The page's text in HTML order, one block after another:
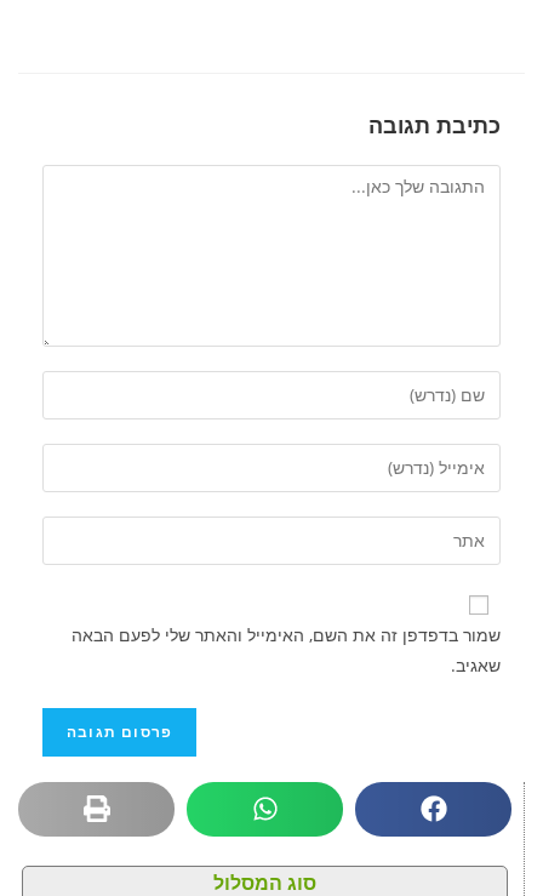
כתיבת תגובה
שמור בדפדפן זה את השם, האימייל והאתר שלי לפעם הבאה
שאגיב.
סוג המסלול